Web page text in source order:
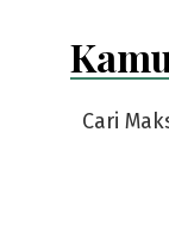
Cari